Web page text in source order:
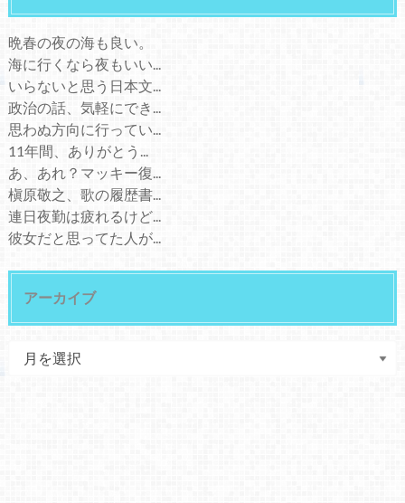
晩春の夜の海も良い。
海に行くなら夜もいい...
いらないと思う日本文...
政治の話、気軽にでき...
思わぬ方向に行ってい...
11年間、ありがとう...
あ、あれ？マッキー復...
槇原敬之、歌の履歴書...
連日夜勤は疲れるけど...
彼女だと思ってた人が...
アーカイブ